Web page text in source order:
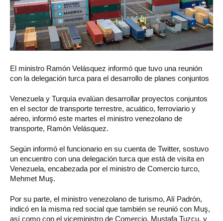
El ministro Ramón Velásquez informó que tuvo una reunión
con la delegación turca para el desarrollo de planes conjuntos
Venezuela y Turquía evalúan desarrollar proyectos conjuntos
en el sector de transporte terrestre, acuático, ferroviario y
aéreo, informó este martes el ministro venezolano de
transporte, Ramón Velásquez.
Según informó el funcionario en su cuenta de Twitter, sostuvo
un encuentro con una delegación turca que está de visita en
Venezuela, encabezada por el ministro de Comercio turco,
Mehmet Muş.
Por su parte, el ministro venezolano de turismo, Alí Padrón,
indicó en la misma red social que también se reunió con Muş,
así como con el viceministro de Comercio, Mustafa Tuzcu, y